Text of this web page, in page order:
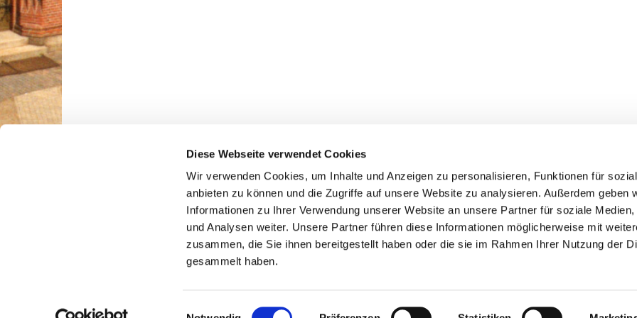
Diese Webseite verwendet Cookies
Wir verwenden Cookies, um Inhalte und Anzeigen zu personalisieren, Funktionen für
anbieten zu können und die Zugriffe auf unsere Website zu analysieren. Außerdem geben
Informationen zu Ihrer Verwendung unserer Website an unsere Partner für soziale Medien,
und Analysen weiter. Unsere Partner führen diese Informationen möglicherweise mit
zusammen, die Sie ihnen bereitgestellt haben oder die sie im Rahmen Ihrer Nutzung der
gesammelt haben.
Jakobi & Luther im Netz · Jakobigemeinde: Knooper Weg 53, 24103 Kiel, Tel.0431 92402,
Luthergemeinde: Schillerstraße 27, 24116 Kiel, Tel. 0431 554479,
Impressum